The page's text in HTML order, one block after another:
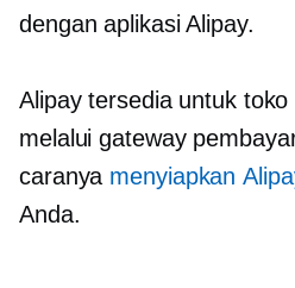
dengan aplikasi Alipay.
Alipay tersedia untuk toko
melalui gateway
caranya menyiapkan
Anda.